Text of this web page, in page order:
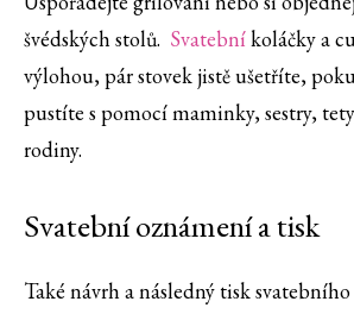
švédských stolů. Svatebníkoláčky a
výlohou, pár stovek jistě ušetříte,
pustíte s pomocí maminky, sestry,
rodiny.
Svatební oznámení a tisk
Také návrh a následný tisk